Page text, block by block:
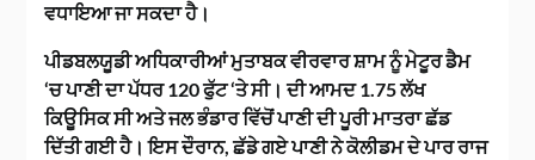
ਵਧਾਇਆ ਜਾ ਸਕਦਾ ਹੈ।
ਪੀਡਬਲਯੂਡੀ ਅਧਿਕਾਰੀਆਂ ਮੁਤਾਬਕ ਵੀਰਵਾਰ ਸ਼ਾਮ ਨੂੰ ਮੇਟੂਰ ਡੈਮ
‘ਚ ਪਾਣੀ ਦਾ ਪੱਧਰ 120 ਫੁੱਟ ‘ਤੇ ਸੀ। ਦੀ ਆਮਦ 1.75 ਲੱਖ
ਕਿਊਸਿਕ ਸੀ ਅਤੇ ਜਲ ਭੰਡਾਰ ਵਿੱਚੋਂ ਪਾਣੀ ਦੀ ਪੂਰੀ ਮਾਤਰਾ ਛੱਡ
ਦਿੱਤੀ ਗਈ ਹੈ। ਇਸ ਦੌਰਾਨ, ਛੱਡੇ ਗਏ ਪਾਣੀ ਨੇ ਕੋਲੀਡਮ ਦੇ ਪਾਰ ਰਾਜ